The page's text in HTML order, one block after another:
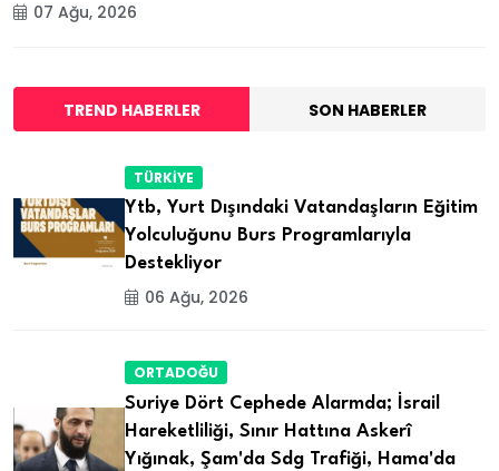
07 Ağu, 2026
TREND HABERLER SON HABERLER
TÜRKİYE
Ytb, Yurt Dışındaki Vatandaşların Eğitim
Yolculuğunu Burs Programlarıyla
Destekliyor
06 Ağu, 2026
ORTADOĞU
Suriye Dört Cephede Alarmda; İsrail
Hareketliliği, Sınır Hattına Askerî
Yığınak, Şam'da Sdg Trafiği, Hama'da